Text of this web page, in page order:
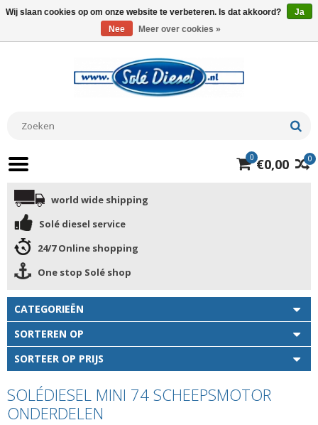
0
0 €0,00
world wide shipping
Solé diesel service
24/7 Online shopping
One stop Solé shop
CATEGORIEËN
SORTEREN OP
SORTEER OP PRIJS
SOLÉDIESEL MINI 74 SCHEEPSMOTOR
ONDERDELEN
Wij slaan cookies op om onze website te verbeteren. Is dat akkoord?
Ja
Nee
Meer over cookies »